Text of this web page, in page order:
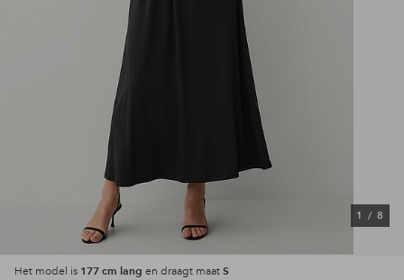
1 / 8
Het model is 177 cm lang en draagt maat S